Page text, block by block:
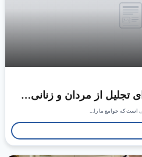
تجلیل از مردان و زنانی…
است که جوامع ما را…